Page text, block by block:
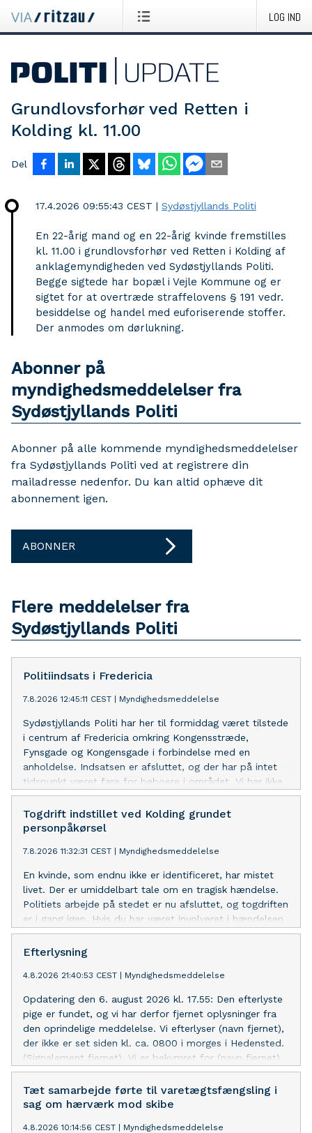
LOG IND
Grundlovsforhør ved Retten i
Kolding kl. 11.00
Del
17.4.2026 09:55:43 CEST | Sydøstjyllands Politi
En 22-årig mand og en 22-årig kvinde fremstilles
kl. 11.00 i grundlovsforhør ved Retten i Kolding af
anklagemyndigheden ved Sydøstjyllands Politi.
Begge sigtede har bopæl i Vejle Kommune og er
sigtet for at overtræde straffelovens § 191 vedr.
besiddelse og handel med euforiserende stoffer.
Der anmodes om dørlukning.
Abonner på
myndighedsmeddelelser fra
Sydøstjyllands Politi
Abonner på alle kommende myndighedsmeddelelser
fra Sydøstjyllands Politi ved at registrere din
mailadresse nedenfor. Du kan altid ophæve dit
abonnement igen.
ABONNER
Flere meddelelser fra
Sydøstjyllands Politi
Politiindsats i Fredericia
7.8.2026 12:45:11 CEST Myndighedsmeddelelse
Sydøstjyllands Politi har her til formiddag været tilstede
i centrum af Fredericia omkring Kongensstræde,
Fynsgade og Kongensgade i forbindelse med en
anholdelse. Indsatsen er afsluttet, og der har på intet
tidspunkt været fare for beboere i området. Vi har ikke
yderligere oplysninger at dele med offentligheden på
nuværende tidspunkt.
Togdrift indstillet ved Kolding grundet
personpåkørsel
7.8.2026 11:32:31 CEST Myndighedsmeddelelse
En kvinde, som endnu ikke er identificeret, har mistet
livet. Der er umiddelbart tale om en tragisk hændelse.
Politiets arbejde på stedet er nu afsluttet, og togdriften
er i gang igen. Hvis du har været involveret i hændelsen
eller været vidne, kan du få gratis og anonym støtte
hos Offerrådgivningen på telefon 23 68 60 07 eller 116
Efterlysning
4.8.2026 21:40:53 CEST Myndighedsmeddelelse
Opdatering den 6. august 2026 kl. 17.55: Den efterlyste
pige er fundet, og vi har derfor fjernet oplysninger fra
den oprindelige meddelelse. Vi efterlyser (navn fjernet),
der ikke er set siden kl. ca. 0800 i morges i Hedensted.
(Signalement fjernet). Vi er bekymret for (navn fjernet)
og vil gerne i kontakt med hende eller andre, der har
set hende i dag, eller ved hvor hun kunne være.
Tæt samarbejde førte til varetægtsfængsling i
sag om hærværk mod skibe
4.8.2026 10:14:56 CEST Myndighedsmeddelelse